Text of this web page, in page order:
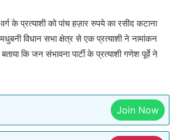
के प्रत्याशी को पांच हज़ार रुपये का रसीद कटाना
विधान सभा क्षेत्र से एक प्रत्याशी ने नामांकन
कि जन संभावना पार्टी के प्रत्याशी गणेश पूर्वे ने
Join Now